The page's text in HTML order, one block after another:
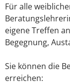
Für alle
eigene Treffen
Begegnung,
Sie können die
erreichen: